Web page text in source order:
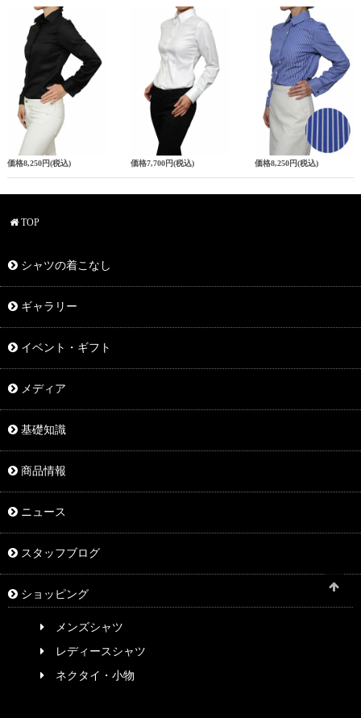
価格8,250円(税込) 価格7,700円(税込) 価格8,250円(税込)
TOP
シャツの着こなし
ギャラリー
イベント・ギフト
メディア
基礎知識
商品情報
ニュース
スタッフブログ
ショッピング
メンズシャツ
レディースシャツ
ネクタイ・小物